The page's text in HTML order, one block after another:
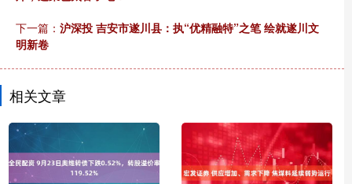
下一篇： 沪深投 吉安市遂川县：执“优精融特”之笔 绘就遂川文
明新卷
相关文章